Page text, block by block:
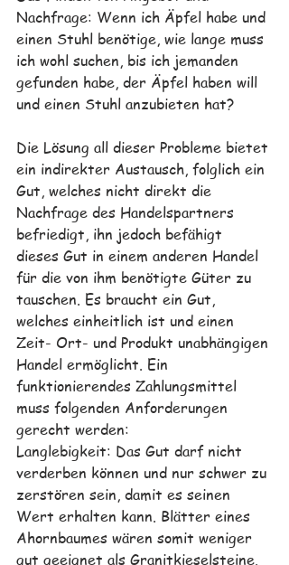
Nachfrage: Wenn ich Äpfel habe und
einen Stuhl benötige, wie lange muss
ich wohl suchen, bis ich jemanden
gefunden habe, der Äpfel haben will
und einen Stuhl anzubieten hat?
Die Lösung all dieser Probleme bietet
ein indirekter Austausch, folglich ein
Gut, welches nicht direkt die
Nachfrage des Handelspartners
befriedigt, ihn jedoch befähigt
dieses Gut in einem anderen Handel
für die von ihm benötigte Güter zu
tauschen. Es braucht ein Gut,
welches einheitlich ist und einen
Zeit- Ort- und Produkt unabhängigen
Handel ermöglicht. Ein
funktionierendes Zahlungsmittel
muss folgenden Anforderungen
gerecht werden:
Langlebigkeit: Das Gut darf nicht
verderben können und nur schwer zu
zerstören sein, damit es seinen
Wert erhalten kann. Blätter eines
Ahornbaumes wären somit weniger
gut geeignet als Granitkieselsteine.